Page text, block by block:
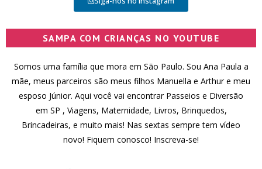
SAMPA COM CRIANÇAS NO YOUTUBE
Somos uma família que mora em São Paulo. Sou Ana Paula a
mãe, meus parceiros são meus filhos Manuella e Arthur e meu
esposo Júnior. Aqui você vai encontrar Passeios e Diversão
em SP , Viagens, Maternidade, Livros, Brinquedos,
Brincadeiras, e muito mais! Nas sextas sempre tem vídeo
novo! Fiquem conosco! Inscreva-se!